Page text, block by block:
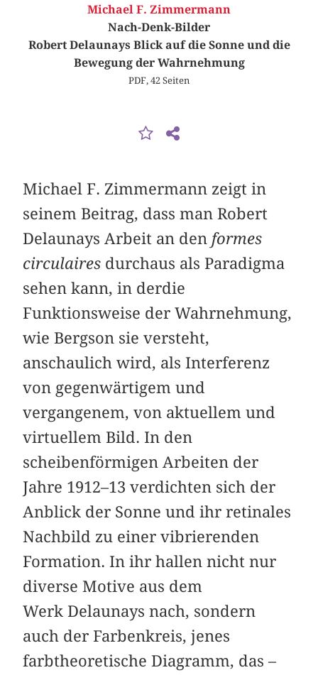
Michael F. Zimmermann
Nach-Denk-Bilder
Robert Delaunays Blick auf die Sonne und die
Bewegung der Wahrnehmung
PDF, 42 Seiten
Michael F. Zimmermann zeigt in
seinem Beitrag, dass man Robert
Delaunays Arbeit an den formes
circulaires durchaus als Paradigma
sehen kann, in derdie
Funktionsweise der Wahrnehmung,
wie Bergson sie versteht,
anschaulich wird, als Interferenz
von gegenwärtigem und
vergangenem, von aktuellem und
virtuellem Bild. In den
scheibenförmigen Arbeiten der
Jahre 1912–13 verdichten sich der
Anblick der Sonne und ihr retinales
Nachbild zu einer vibrierenden
Formation. In ihr hallen nicht nur
diverse Motive aus dem
Werk Delaunays nach, sondern
auch der Farbenkreis, jenes
farbtheoretische Diagramm, das –